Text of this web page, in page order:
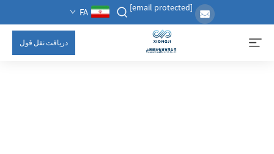
[email protected]
FA
دریافت نقل قول